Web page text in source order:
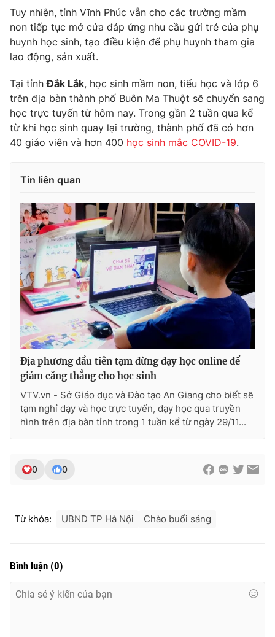
Ðiện thoại Thời báo VTV:024.66 897 897
Email:toasoan@vtv.vn
Liên hệ quảng cáo:024-7300.7108
® Cấm sao chép dưới mọi hình thức nếu không có sự chấp
thuận bằng văn bản. Ghi rõ nguồn VTV.vn khi phát hành lại
thông tin từ website này.
Tuy nhiên, tỉnh Vĩnh Phúc vẫn cho các trường mầm
non tiếp tục mở cửa đáp ứng nhu cầu gửi trẻ của phụ
huynh học sinh, tạo điều kiện để phụ huynh tham gia
lao động, sản xuất.
Tại tỉnhĐắk Lắk, học sinh mầm non, tiểu học và lớp 6
trên địa bàn thành phố Buôn Ma Thuột sẽ chuyển sang
học trực tuyến từ hôm nay. Trong gần 2 tuần qua kể
từ khi học sinh quay lại trường, thành phố đã có hơn
40 giáo viên và hơn 400 học sinh mắc COVID-19.
Tin liên quan
Địa phương đầu tiên tạm dừng dạy học online để
giảm căng thẳng cho học sinh
VTV.vn - Sở Giáo dục và Đào tạo An Giang cho biết sẽ
tạm nghỉ dạy và học trực tuyến, dạy học qua truyền
hình trên địa bàn tỉnh trong 1 tuần kể từ ngày 29/11...
0 0
Từ khóa: UBND TP Hà Nội Chào buổi sáng
Bình luận (0)